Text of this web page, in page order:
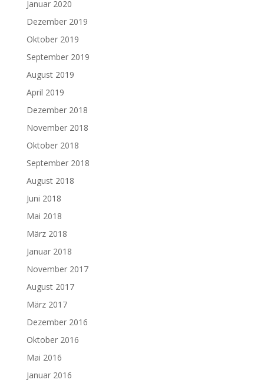
Januar 2020
Dezember 2019
Oktober 2019
September 2019
August 2019
April 2019
Dezember 2018
November 2018
Oktober 2018
September 2018
August 2018
Juni 2018
Mai 2018
März 2018
Januar 2018
November 2017
August 2017
März 2017
Dezember 2016
Oktober 2016
Mai 2016
Januar 2016